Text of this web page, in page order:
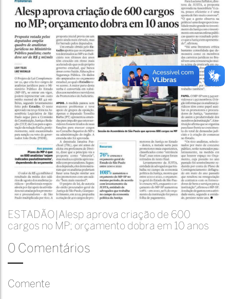
ESTADÃO|Alesp aprova criação de 600
cargos no MP; orçamento dobra em 10 anos
0 Comentários
Comente